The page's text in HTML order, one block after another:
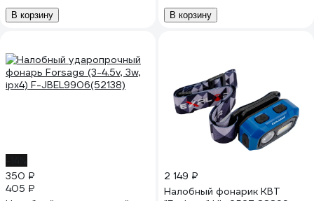
В корзину В корзину
350 ₽
405 ₽
2 149 ₽
Налобный фонарик КВТ